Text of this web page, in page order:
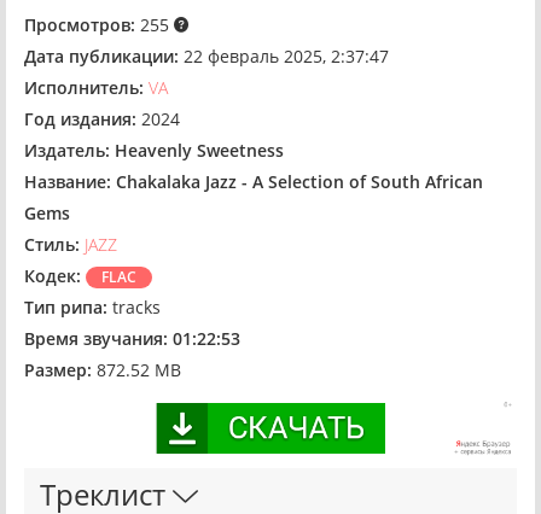
Просмотров: 255
Дата публикации: 22 февраль 2025, 2:37:47
Исполнитель: VA
Год издания: 2024
Издатель: Heavenly Sweetness
Название: Chakalaka Jazz - A Selection of South African
Gems
Стиль: JAZZ
Кодек:
FLAC
Тип рипа: tracks
Время звучания: 01:22:53
Размер: 872.52 MB
Треклист